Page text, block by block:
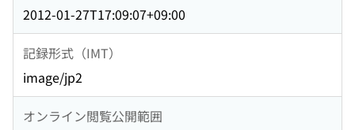
2012-01-27T17:09:07+09:00
記録形式（IMT）
image/jp2
オンライン閲覧公開範囲